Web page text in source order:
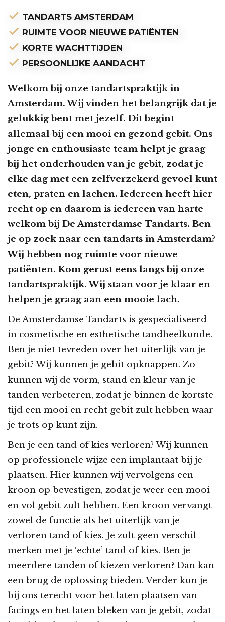
check TANDARTS AMSTERDAM
check RUIMTE VOOR NIEUWE PATIËNTEN
check KORTE WACHTTIJDEN
check PERSOONLIJKE AANDACHT
Welkom bij onze tandartspraktijk in
Amsterdam. Wij vinden het belangrijk dat je
gelukkig bent met jezelf. Dit begint
allemaal bij een mooi en gezond gebit. Ons
jonge en enthousiaste team helpt je graag
bij het onderhouden van je gebit, zodat je
elke dag met een zelfverzekerd gevoel kunt
eten, praten en lachen. Iedereen heeft hier
recht op en daarom is iedereen van harte
welkom bij De Amsterdamse Tandarts. Ben
je op zoek naar een tandarts in Amsterdam?
Wij hebben nog ruimte voor nieuwe
patiënten. Kom gerust eens langs bij onze
tandartspraktijk. Wij staan voor je klaar en
helpen je graag aan een mooie lach.
De Amsterdamse Tandarts is gespecialiseerd
in cosmetische en esthetische tandheelkunde.
Ben je niet tevreden over het uiterlijk van je
gebit? Wij kunnen je gebit opknappen. Zo
kunnen wij de vorm, stand en kleur van je
tanden verbeteren, zodat je binnen de kortste
tijd een mooi en recht gebit zult hebben waar
je trots op kunt zijn.
Ben je een tand of kies verloren? Wij kunnen
op professionele wijze een implantaat bij je
plaatsen. Hier kunnen wij vervolgens een
kroon op bevestigen, zodat je weer een mooi
en vol gebit zult hebben. Een kroon vervangt
zowel de functie als het uiterlijk van je
verloren tand of kies. Je zult geen verschil
merken met je ‘echte’ tand of kies. Ben je
meerdere tanden of kiezen verloren? Dan kan
een brug de oplossing bieden. Verder kun je
bij ons terecht voor het laten plaatsen van
facings en het laten bleken van je gebit, zodat